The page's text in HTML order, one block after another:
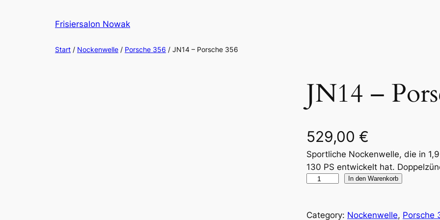
Frisiersalon Nowak
Start / Nockenwelle / Porsche 356 / JN14 – Porsche 356
JN14 –
529,00 €
Sportliche Nockenwelle, die in
130 PS entwickelt hat.
4
In den Warenkorb
Category: Nockenwelle, Porsche